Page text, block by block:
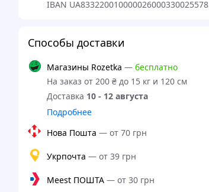
IBAN UA833220010000026000330025578
Способы доставки
Магазины Rozetka — бесплатно
На заказ от 200 ₴ до 15 кг и 120 см
Доставка 10 - 12 августа
Подробнее
Нова Пошта — от 70 грн
Укрпочта — от 39 грн
Meest ПОШТА— от 30 грн